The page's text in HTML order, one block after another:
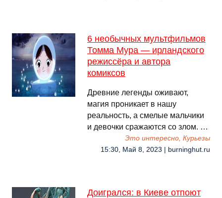
6 необычных мультфильмов
Томма Мура — ирландского
режиссёра и автора
комиксов
Древние легенды оживают,
магия проникает в нашу
реальность, а смелые мальчики
и девочки сражаются со злом. …
Это интересно, Курьезы
15:30, Май 8, 2023 | burninghut.ru
Доигрался: в Киеве отпоют